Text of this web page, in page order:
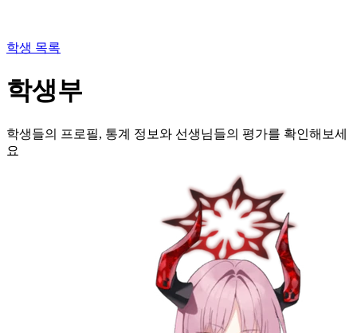
학생 목록
학생부
학생들의 프로필, 통계 정보와 선생님들의 평가를 확인해보세
요